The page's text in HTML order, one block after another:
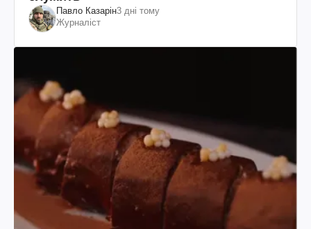
Павло Казарін3 дні тому
Журналіст